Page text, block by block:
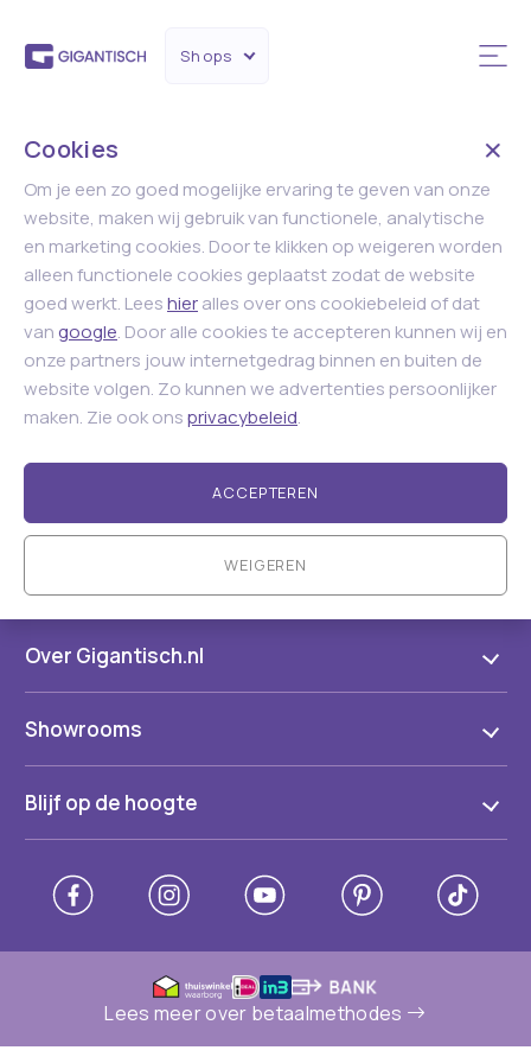
Shops
Cookies
Om je een zo goed mogelijke ervaring te geven van onze
website, maken wij gebruik van functionele, analytische
en marketing cookies. Door te klikken op weigeren worden
alleen functionele cookies geplaatst zodat de website
goed werkt. Leeshieralles over ons cookiebeleid of dat
van google. Door alle cookies te accepteren kunnen wij en
onze partners jouw internetgedrag binnen en buiten de
website volgen. Zo kunnen we advertenties persoonlijker
maken. Zie ook onsprivacybeleid.
ACCEPTEREN
WEIGEREN
Over Gigantisch.nl
Showrooms
Blijf op de hoogte
Lees meer over betaalmethodes